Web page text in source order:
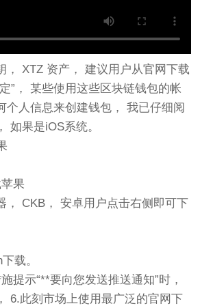
， XTZ 资产， 建议用户从官网下载
”， 某些使用这些区块链钱包的帐
个人信息来创建钱包， 我已仔细阅
如果是iOS系统。
， CKB， 安卓用户点击右侧即可下
载。
提示“**要向您发送推送通知”时，
6.此刻市场上使用最广泛的官网下